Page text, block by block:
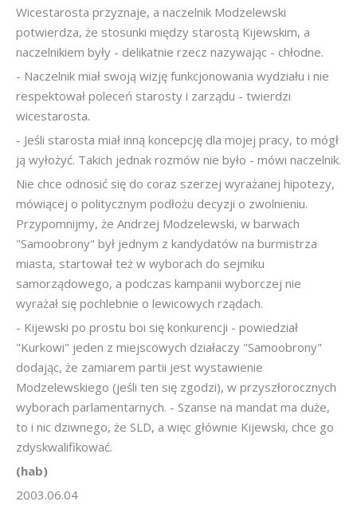
Wicestarosta przyznaje, a naczelnik Modzelewski
potwierdza, że stosunki między starostą Kijewskim, a
naczelnikiem były - delikatnie rzecz nazywając - chłodne.
- Naczelnik miał swoją wizję funkcjonowania wydziału i nie
respektował poleceń starosty i zarządu - twierdzi
wicestarosta.
- Jeśli starosta miał inną koncepcję dla mojej pracy, to mógł
ją wyłożyć. Takich jednak rozmów nie było - mówi naczelnik.
Nie chce odnosić się do coraz szerzej wyrażanej hipotezy,
mówiącej o politycznym podłożu decyzji o zwolnieniu.
Przypomnijmy, że Andrzej Modzelewski, w barwach
"Samoobrony" był jednym z kandydatów na burmistrza
miasta, startował też w wyborach do sejmiku
samorządowego, a podczas kampanii wyborczej nie
wyrażał się pochlebnie o lewicowych rządach.
- Kijewski po prostu boi się konkurencji - powiedział
"Kurkowi" jeden z miejscowych działaczy "Samoobrony"
dodając, że zamiarem partii jest wystawienie
Modzelewskiego (jeśli ten się zgodzi), w przyszłorocznych
wyborach parlamentarnych. - Szanse na mandat ma duże,
to i nic dziwnego, że SLD, a więc głównie Kijewski, chce go
zdyskwalifikować.
(hab)
2003.06.04